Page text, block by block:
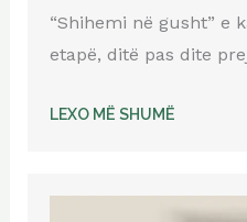
“Shihemi në gusht” e
etapë, ditë pas dite
LEXO MË SHUMË